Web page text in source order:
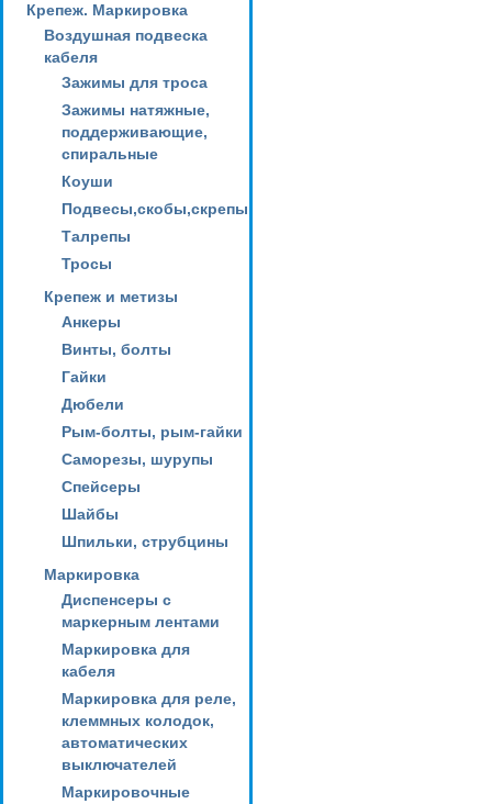
Крепеж. Маркировка
Воздушная подвеска
кабеля
Зажимы для троса
Зажимы натяжные,
поддерживающие,
спиральные
Коуши
Подвесы,скобы,скрепы
Талрепы
Тросы
Крепеж и метизы
Анкеры
Винты, болты
Гайки
Дюбели
Рым-болты, рым-гайки
Саморезы, шурупы
Спейсеры
Шайбы
Шпильки, струбцины
Маркировка
Диспенсеры с
маркерным лентами
Маркировка для
кабеля
Маркировка для реле,
клеммных колодок,
автоматических
выключателей
Маркировочные